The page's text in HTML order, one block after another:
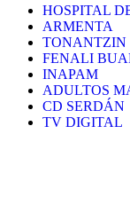
HOSPITAL
ARMENTA
TONANTZIN
FENALI
INAPAM
ADULTOS
CD SERDÁN
TV DIGITAL